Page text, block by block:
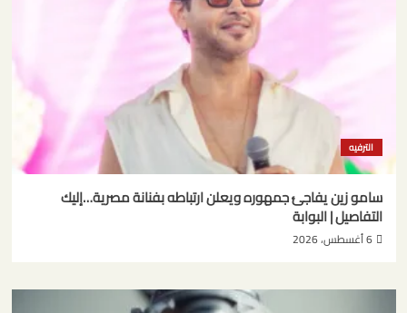
الترفيه
سامو زين يفاجئ جمهوره ويعلن ارتباطه بفنانة مصرية…إليك
التفاصيل | البوابة
6 أغسطس، 2026